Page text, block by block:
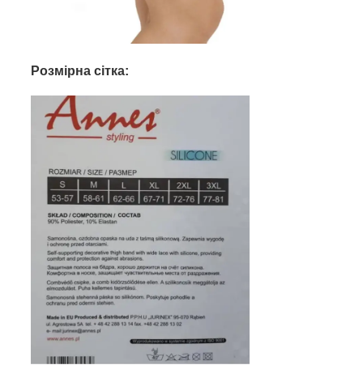
Розмірна сітка: